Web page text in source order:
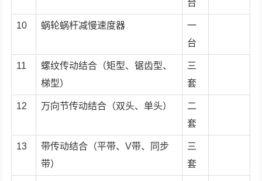
台
10 蜗轮蜗杆减慢速度器
一
台
11
螺纹传动结合（矩型、锯齿型、
梯型）
三
套
12 万向节传动结合（双头、单头）
二
套
13
带传动结合（平带、V带、同步
带）
三
套